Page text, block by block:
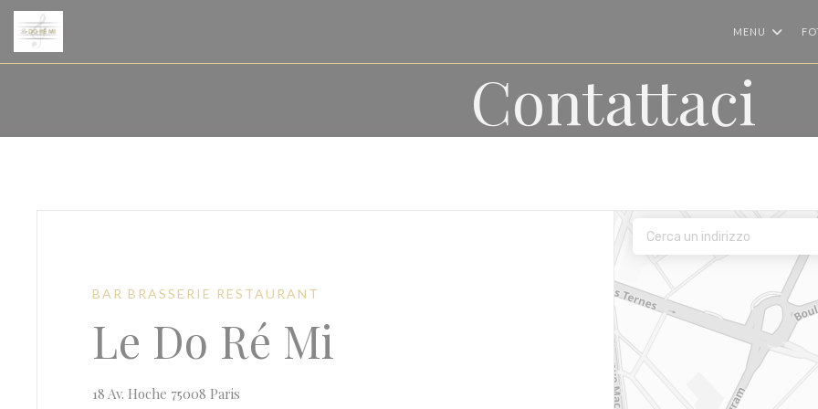
Personalizzazione delle tue scelte sui cookie
MENU
Contattaci
BAR BRASSERIE RESTAURANT
Le Do Ré Mi
18 Av. Hoche 75008 Paris